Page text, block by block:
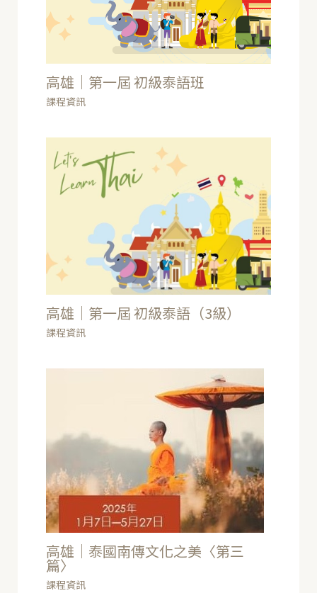
高雄｜第一屆 初級泰語班
課程資訊
高雄｜第一屆 初級泰語（3級）
課程資訊
高雄｜泰國南傳文化之美〈第三
篇〉
課程資訊